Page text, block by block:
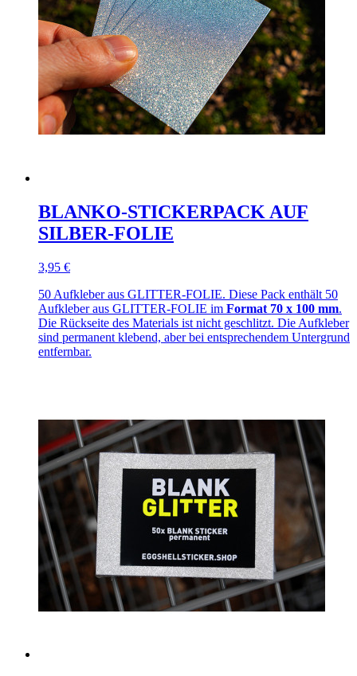
BLANKO-STICKERPACK AUF
SILBER-FOLIE
3,95 €
50 Aufkleber aus GLITTER-FOLIE. Diese Pack enthält 50
Aufkleber aus GLITTER-FOLIE im Format 70 x 100 mm.
Die Rückseite des Materials ist nicht geschlitzt. Die Aufkleber
sind permanent klebend, aber bei entsprechendem Untergrund
entfernbar.